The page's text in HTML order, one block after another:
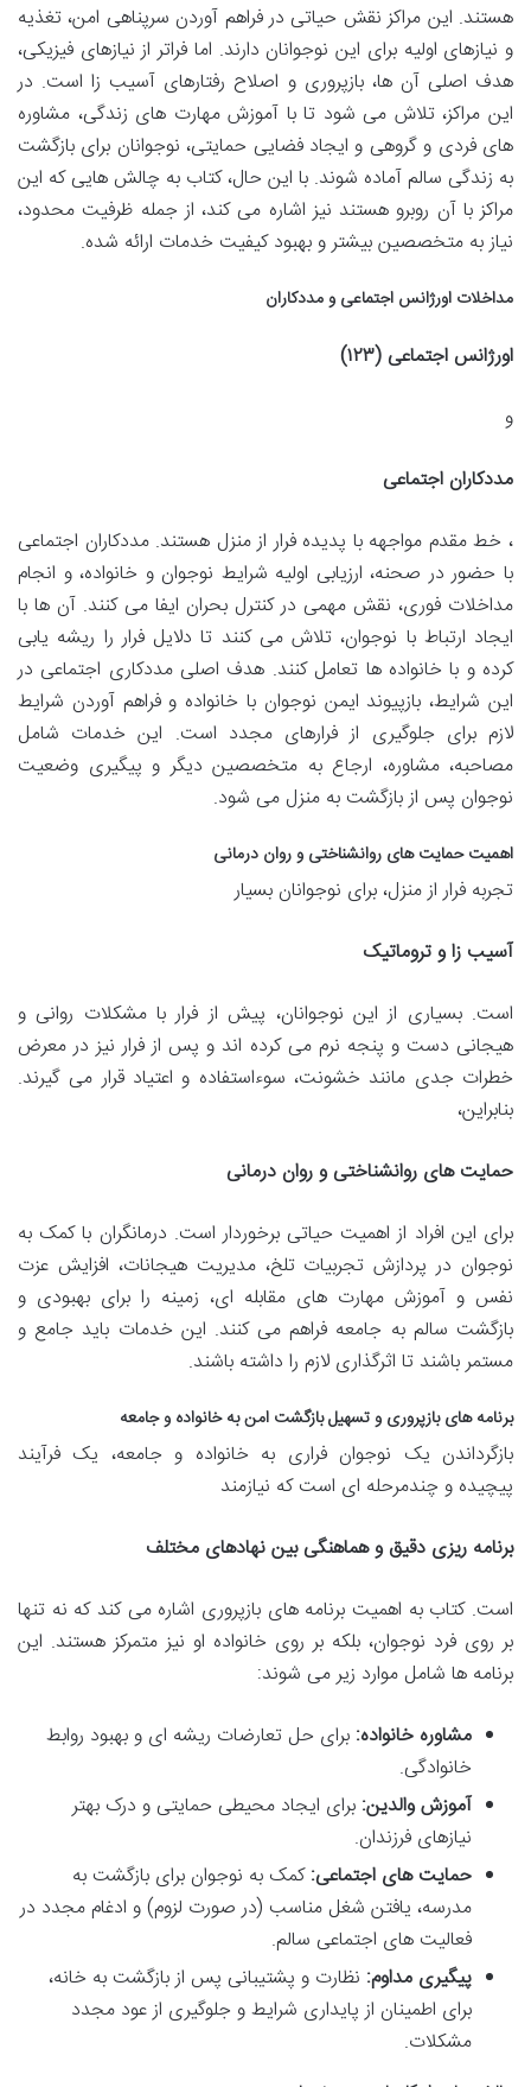
هستند. این مراکز نقش حیاتی در فراهم آوردن سرپناهی امن، تغذیه
و نیازهای اولیه برای این نوجوانان دارند. اما فراتر از نیازهای فیزیکی،
هدف اصلی آن ها، بازپروری و اصلاح رفتارهای آسیب زا است. در
این مراکز، تلاش می شود تا با آموزش مهارت های زندگی، مشاوره
های فردی و گروهی و ایجاد فضایی حمایتی، نوجوانان برای بازگشت
به زندگی سالم آماده شوند. با این حال، کتاب به چالش هایی که این
مراکز با آن روبرو هستند نیز اشاره می کند، از جمله ظرفیت محدود،
نیاز به متخصصین بیشتر و بهبود کیفیت خدمات ارائه شده.
مداخلات اورژانس اجتماعی و مددکاران
اورژانس اجتماعی (۱۲۳)
و
مددکاران اجتماعی
، خط مقدم مواجهه با پدیده فرار از منزل هستند. مددکاران اجتماعی
با حضور در صحنه، ارزیابی اولیه شرایط نوجوان و خانواده، و انجام
مداخلات فوری، نقش مهمی در کنترل بحران ایفا می کنند. آن ها با
ایجاد ارتباط با نوجوان، تلاش می کنند تا دلایل فرار را ریشه یابی
کرده و با خانواده ها تعامل کنند. هدف اصلی مددکاری اجتماعی در
این شرایط، بازپیوند ایمن نوجوان با خانواده و فراهم آوردن شرایط
لازم برای جلوگیری از فرارهای مجدد است. این خدمات شامل
مصاحبه، مشاوره، ارجاع به متخصصین دیگر و پیگیری وضعیت
نوجوان پس از بازگشت به منزل می شود.
اهمیت حمایت های روانشناختی و روان درمانی
تجربه فرار از منزل، برای نوجوانان بسیار
آسیب زا و تروماتیک
است. بسیاری از این نوجوانان، پیش از فرار با مشکلات روانی و
هیجانی دست و پنجه نرم می کرده اند و پس از فرار نیز در معرض
خطرات جدی مانند خشونت، سوءاستفاده و اعتیاد قرار می گیرند.
بنابراین،
حمایت های روانشناختی و روان درمانی
برای این افراد از اهمیت حیاتی برخوردار است. درمانگران با کمک به
نوجوان در پردازش تجربیات تلخ، مدیریت هیجانات، افزایش عزت
نفس و آموزش مهارت های مقابله ای، زمینه را برای بهبودی و
بازگشت سالم به جامعه فراهم می کنند. این خدمات باید جامع و
مستمر باشند تا اثرگذاری لازم را داشته باشند.
برنامه های بازپروری و تسهیل بازگشت امن به خانواده و جامعه
بازگرداندن یک نوجوان فراری به خانواده و جامعه، یک فرآیند
پیچیده و چندمرحله ای است که نیازمند
برنامه ریزی دقیق و هماهنگی بین نهادهای مختلف
است. کتاب به اهمیت برنامه های بازپروری اشاره می کند که نه تنها
بر روی فرد نوجوان، بلکه بر روی خانواده او نیز متمرکز هستند. این
برنامه ها شامل موارد زیر می شوند:
مشاوره خانواده: برای حل تعارضات ریشه ای و بهبود روابط
خانوادگی.
آموزش والدین: برای ایجاد محیطی حمایتی و درک بهتر
نیازهای فرزندان.
حمایت های اجتماعی:کمک به نوجوان برای بازگشت به
مدرسه، یافتن شغل مناسب (در صورت لزوم) و ادغام مجدد در
فعالیت های اجتماعی سالم.
پیگیری مداوم: نظارت و پشتیبانی پس از بازگشت به خانه،
برای اطمینان از پایداری شرایط و جلوگیری از عود مجدد
مشکلات.